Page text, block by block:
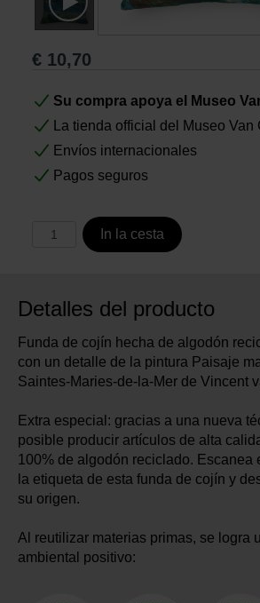
Regalos
€ 10,70
Su compra apoya el Museo
La tienda official del Museo Van
Envíos internacionales
Pagos seguros
In la cesta
Detalles del producto
Funda de cojín hecha de algodón
con un detalle de la pintura Paisaje
Saintes-Maries-de-la-Mer de Vincent
Extra especial: gracias a una nueva
posible producir artículos de alta
100% de algodón reciclado. Escanea
la etiqueta de esta funda de cojín y
su origen.
Al reutilizar materias primas, se logra
ambiental positivo: